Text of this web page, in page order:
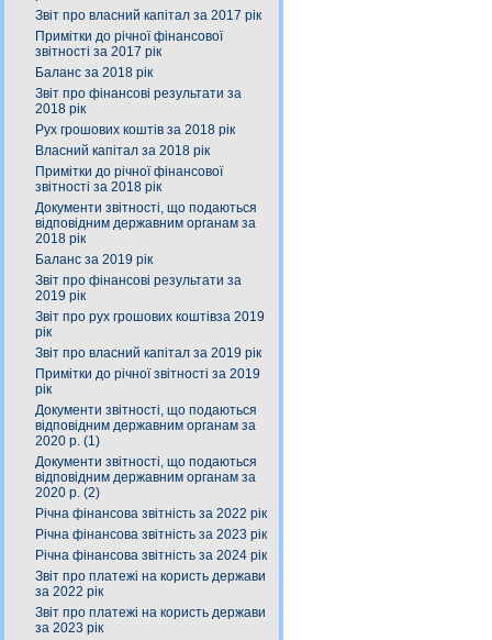
Звіт про власний капітал за 2017 рік
Примітки до річної фінансової
звітності за 2017 рік
Баланс за 2018 рік
Звіт про фінансові результати за
2018 рік
Рух грошових коштів за 2018 рік
Власний капітал за 2018 рік
Примітки до річної фінансової
звітності за 2018 рік
Документи звітності, що подаються
відповідним державним органам за
2018 рік
Баланс за 2019 рік
Звіт про фінансові результати за
2019 рік
Звіт про рух грошових коштівза 2019
рік
Звіт про власний капітал за 2019 рік
Примітки до річної звітності за 2019
рік
Документи звітності, що подаються
відповідним державним органам за
2020 р. (1)
Документи звітності, що подаються
відповідним державним органам за
2020 р. (2)
Річна фінансова звітність за 2022 рік
Річна фінансова звітність за 2023 рік
Річна фінансова звітність за 2024 рік
Звіт про платежі на користь держави
за 2022 рік
Звіт про платежі на користь держави
за 2023 рік